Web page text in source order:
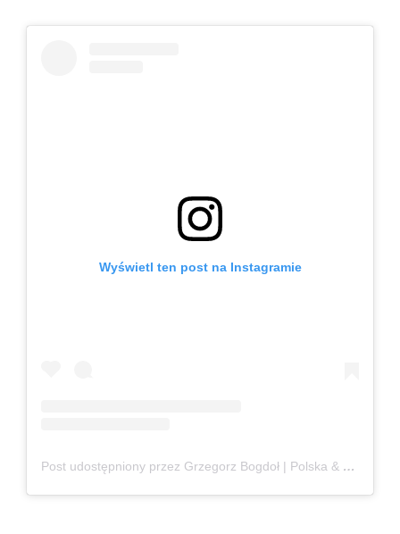
Wyświetl ten post na Instagramie
Post udostępniony przez Grzegorz Bogdoł | Polska & Czechy